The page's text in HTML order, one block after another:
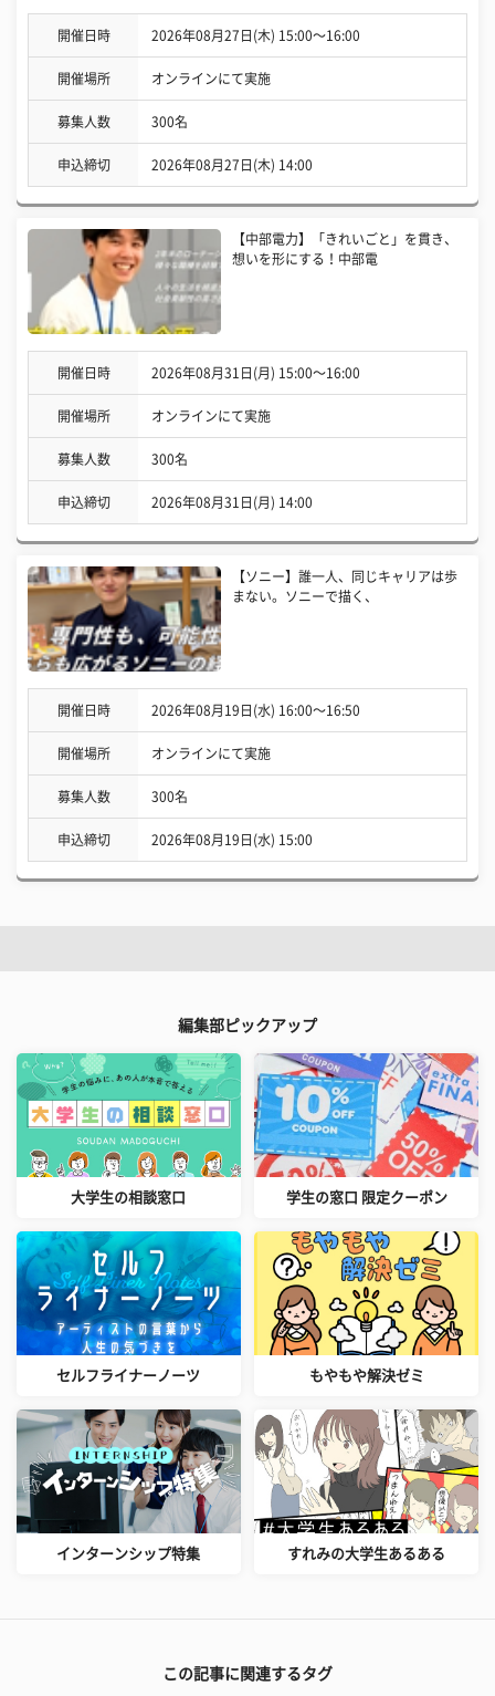
開催日時 2026年08月27日(木) 15:00〜16:00
開催場所 オンラインにて実施
募集人数 300名
申込締切 2026年08月27日(木) 14:00
【中部電力】「きれいごと」を貫き、
想いを形にする！中部電
開催日時 2026年08月31日(月) 15:00〜16:00
開催場所 オンラインにて実施
募集人数 300名
申込締切 2026年08月31日(月) 14:00
【ソニー】誰一人、同じキャリアは歩
まない。ソニーで描く、
開催日時 2026年08月19日(水) 16:00〜16:50
開催場所 オンラインにて実施
募集人数 300名
申込締切 2026年08月19日(水) 15:00
編集部ピックアップ
大学生の相談窓口 学生の窓口 限定クーポン
セルフライナーノーツ もやもや解決ゼミ
インターンシップ特集 すれみの大学生あるある
この記事に関連するタグ